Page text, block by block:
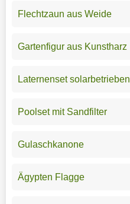
Flechtzaun aus Weide
Gartenfigur aus Kunstharz
Laternenset solarbetrieben
Poolset mit Sandfilter
Gulaschkanone
Ägypten Flagge